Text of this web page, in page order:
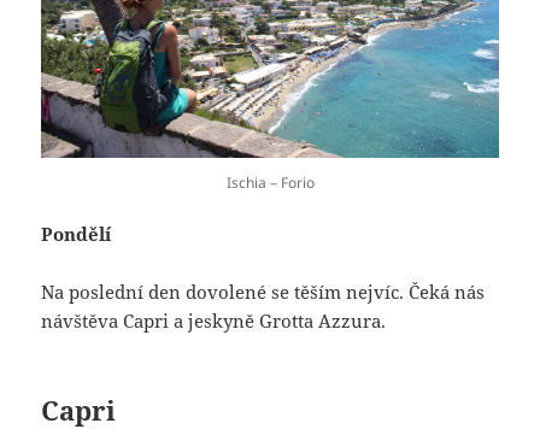
Ischia – Forio
Pondělí
Na poslední den dovolené se těším nejvíc. Čeká nás
návštěva Capri a jeskyně Grotta Azzura.
Capri